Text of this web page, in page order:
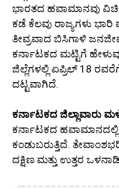
ಭಾರತದ ಹವಾಮಾನವು
ಕಡೆ ಕೆಲವು ರಾಜ್ಯಗಳು ಭಾರಿ
ತೀವ್ರವಾದ ಬಿಸಿಗಾಳಿ
ಕರ್ನಾಟಕದ ಮಟ್ಟಿಗೆ
ಜಿಲ್ಲೆಗಳಲ್ಲಿ ಏಪ್ರಿಲ್ 18
ದಟ್ಟವಾಗಿದೆ.
ಕರ್ನಾಟಕದ ಜಿಲ್ಲಾವಾರು
ಕರ್ನಾಟಕದ
ಕಂಡುಬರುತ್ತಿದೆ.
ದಕ್ಷಿಣ ಮತ್ತು ಉತ್ತರ